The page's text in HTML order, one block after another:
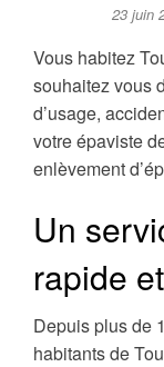
23 juin
Vous habitez
souhaitez vous
d’usage,
votre épaviste
enlèvement
Un
rapide
Depuis plus de
habitants de